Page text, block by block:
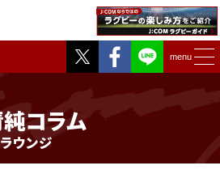
Twitter
Facebook
menu
コラム
ウンジ